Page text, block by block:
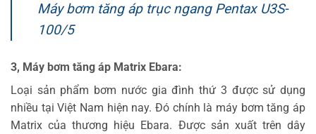
Máy bơm tăng áp trục ngang Pentax U3S-
100/5
3, Máy bơm tăng áp Matrix Ebara:
Loại sản phẩm bơm nước gia đình thứ 3 được sử dụng
nhiều tại Việt Nam hiện nay. Đó chính là máy bơm tăng áp
Matrix của thương hiệu Ebara. Được sản xuất trên dây